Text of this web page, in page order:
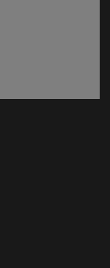
ventana)
ventana)